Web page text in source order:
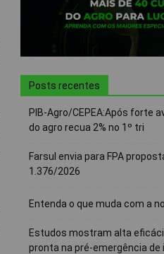
Posts recentes
PIB-Agro/CEPEA:Após forte
do agro recua 2% no 1º tri
Farsul envia para FPA
1.376/2026
Entenda o que muda com a
Estudos mostram alta
pronta na pré-emergência de